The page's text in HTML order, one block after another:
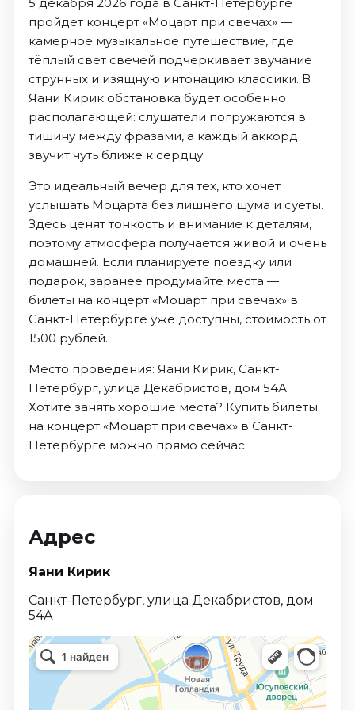
5 декабря 2026 года в Санкт-Петербурге
пройдет концерт «Моцарт при свечах» —
камерное музыкальное путешествие, где
тёплый свет свечей подчеркивает звучание
струнных и изящную интонацию классики. В
Яани Кирик обстановка будет особенно
располагающей: слушатели погружаются в
тишину между фразами, а каждый аккорд
звучит чуть ближе к сердцу.
Это идеальный вечер для тех, кто хочет
услышать Моцарта без лишнего шума и суеты.
Здесь ценят тонкость и внимание к деталям,
поэтому атмосфера получается живой и очень
домашней. Если планируете поездку или
подарок, заранее продумайте места —
билеты на концерт «Моцарт при свечах» в
Санкт-Петербурге уже доступны, стоимость от
1500 рублей.
Место проведения: Яани Кирик, Санкт-
Петербург, улица Декабристов, дом 54А.
Хотите занять хорошие места? Купить билеты
на концерт «Моцарт при свечах» в Санкт-
Петербурге можно прямо сейчас.
Адрес
Яани Кирик
Санкт-Петербург, улица Декабристов, дом
54А